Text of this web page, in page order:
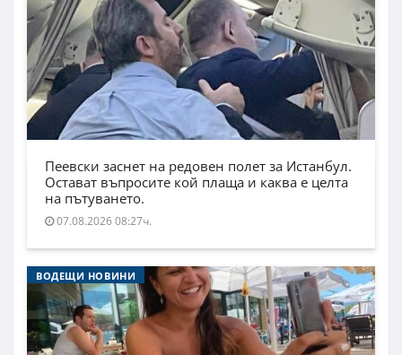
Пеевски заснет на редовен полет за Истанбул.
Остават въпросите кой плаща и каква е целта
на пътуването.
07.08.2026 08:27ч.
ВОДЕЩИ НОВИНИ